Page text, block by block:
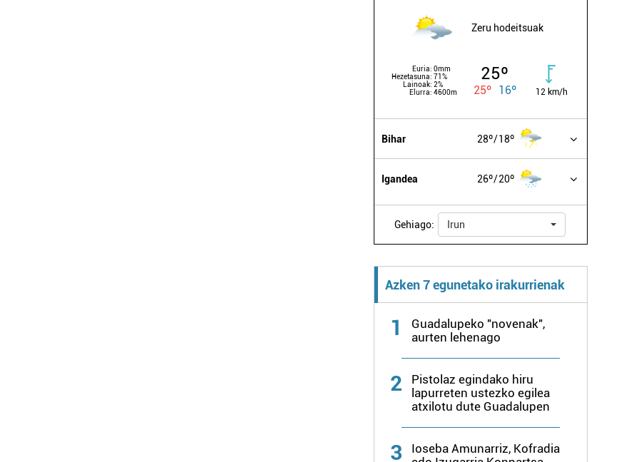
Zeru hodeitsuak
Euria: 0mm
Hezetasuna: 71%
Lainoak: 2%
Elurra: 4600m
25º
25º 16º 12 km/h
Bihar 28º 18º
Igandea 26º 20º
Gehiago: Irun
Azken 7 egunetako irakurrienak
1
Guadalupeko "novenak",
aurten lehenago
2
Pistolaz egindako hiru
lapurreten ustezko egilea
atxilotu dute Guadalupen
3
Ioseba Amunarriz, Kofradia